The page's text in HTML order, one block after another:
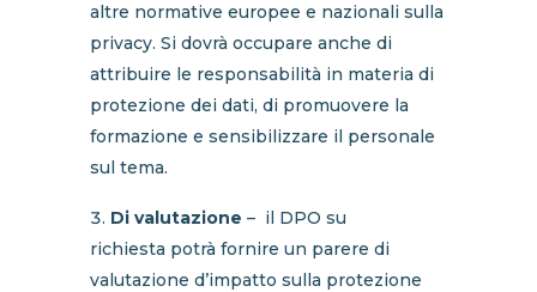
altre normative europee e nazionali sulla
privacy. Si dovrà occupare anche di
attribuire le responsabilità in materia di
protezione dei dati, di promuovere la
formazione e sensibilizzare il personale
sul tema.
Di valutazione – il DPO su
richiesta potrà fornire un parere di
valutazione d’impatto sulla protezione